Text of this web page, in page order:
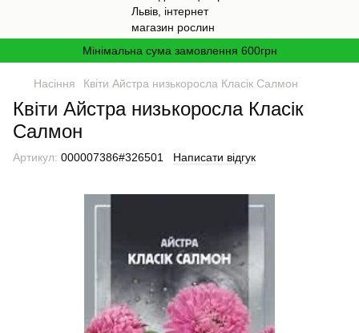
Мінімальна сума замовлення 600грн
Насіння Квіти Айстра низькоросла Класік Салмон
Квіти Айстра низькоросла Класік
Салмон
Артикул: 000007386#326501 Написати відгук